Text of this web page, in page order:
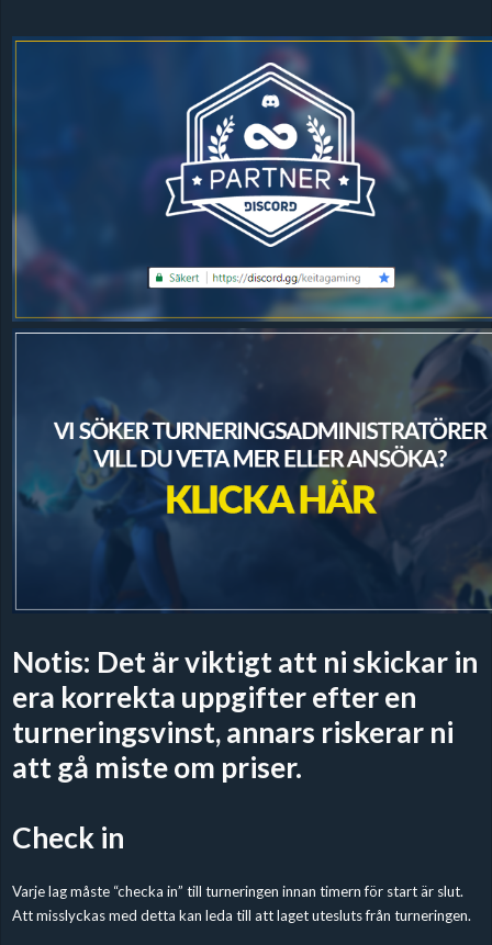
Notis: Det är viktigt att ni skickar in
era korrekta uppgifter efter en
turneringsvinst, annars riskerar ni
att gå miste om priser.
Check in
Varje lag måste “checka in” till turneringen innan timern för start är slut.
Att misslyckas med detta kan leda till att laget utesluts från turneringen.